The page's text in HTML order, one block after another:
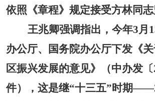
依照《章程》规定接受方林同志
王兆卿强调指出，今年3月
办公厅、国务院办公厅下发《
区振兴发展的意见》（中办发
件），这是继“十三五”时期